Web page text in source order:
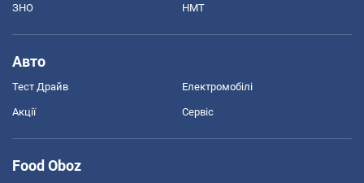
ЗНО НМТ
Авто
Тест Драйв Електромобілі
Акції Сервіс
Food Oboz